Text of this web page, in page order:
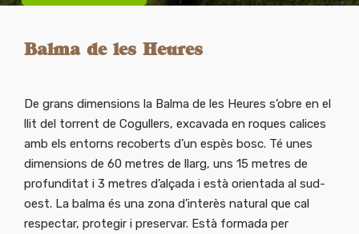
Balma de les Heures
De grans dimensions la Balma de les Heures s’obre en el
llit del torrent de Cogullers, excavada en roques calices
amb els entorns recoberts d’un espès bosc. Té unes
dimensions de 60 metres de llarg, uns 15 metres de
profunditat i 3 metres d’alçada i està orientada al sud-
oest. La balma és una zona d’interès natural que cal
respectar, protegir i preservar. Està formada per